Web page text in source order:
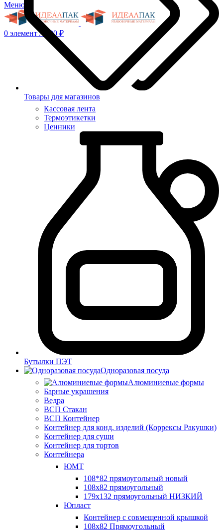
Меню
0 элемент / 0.00 ₽
Товары для магазинов
Кассовая лента
Термоэтикетки
Ценники
Бутылки ПЭТ
Одноразовая посуда
Алюминиевые формы
Барные украшения
Ведра
ВСП Стакан
ВСП Контейнер
Контейнер для конд. изделий (Коррексы Ракушки)
Контейнер для суши
Контейнер для тортов
Контейнера
ЮМТ
108*82 прямоугольный новый
108х82 прямоугольный
179х132 прямоугольный НИЗКИЙ
Юпласт
Контейнер с совмещенной крышкой
108х82 Прямоугольный